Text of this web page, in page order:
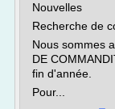
Nouvelles
Recherche de
Nous sommes
DE
fin d'année.
Pour...